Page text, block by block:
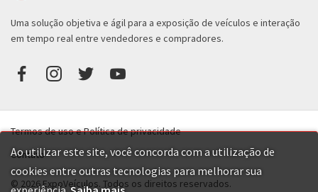
Ao utilizar este site, você concorda com a utilização de
cookies entre outras tecnologias para melhorar sua
Uma solução objetiva e ágil para a exposição de veículos e interação
em tempo real entre vendedores e compradores.
Termos de uso e Política de privacidade
Contato
© 2026 ExpoVeículos. Todos os direitos reservados.